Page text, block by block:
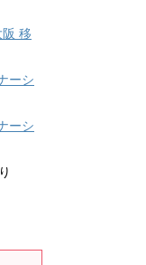
移
ーシ
ーシ